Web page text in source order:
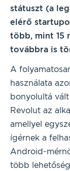
státuszt (a
elérő
több, mint 15
továbbra is
A
használata
bonyolultá
Revolut az
amellyel
ígérnek a
Android-
több